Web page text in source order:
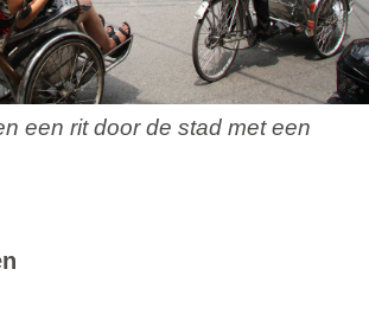
een rit door de stad met een